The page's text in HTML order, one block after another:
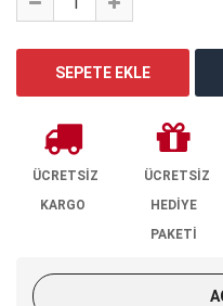
ÜCRETSİZ
KARGO
ÜCRETSİZ
HEDİYE
PAKETİ